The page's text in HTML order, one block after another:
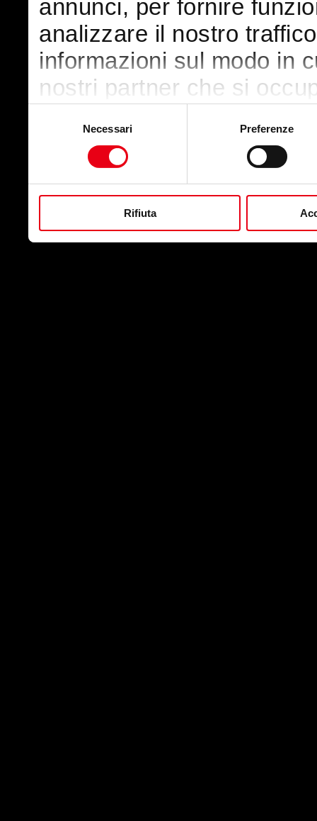
annunci, per fornire
analizzare il nostro
informazioni sul modo in
nostri partner che si
con altre informazioni
raccolto dal suo utilizzo
Necessari Preferenze
Rifiuta